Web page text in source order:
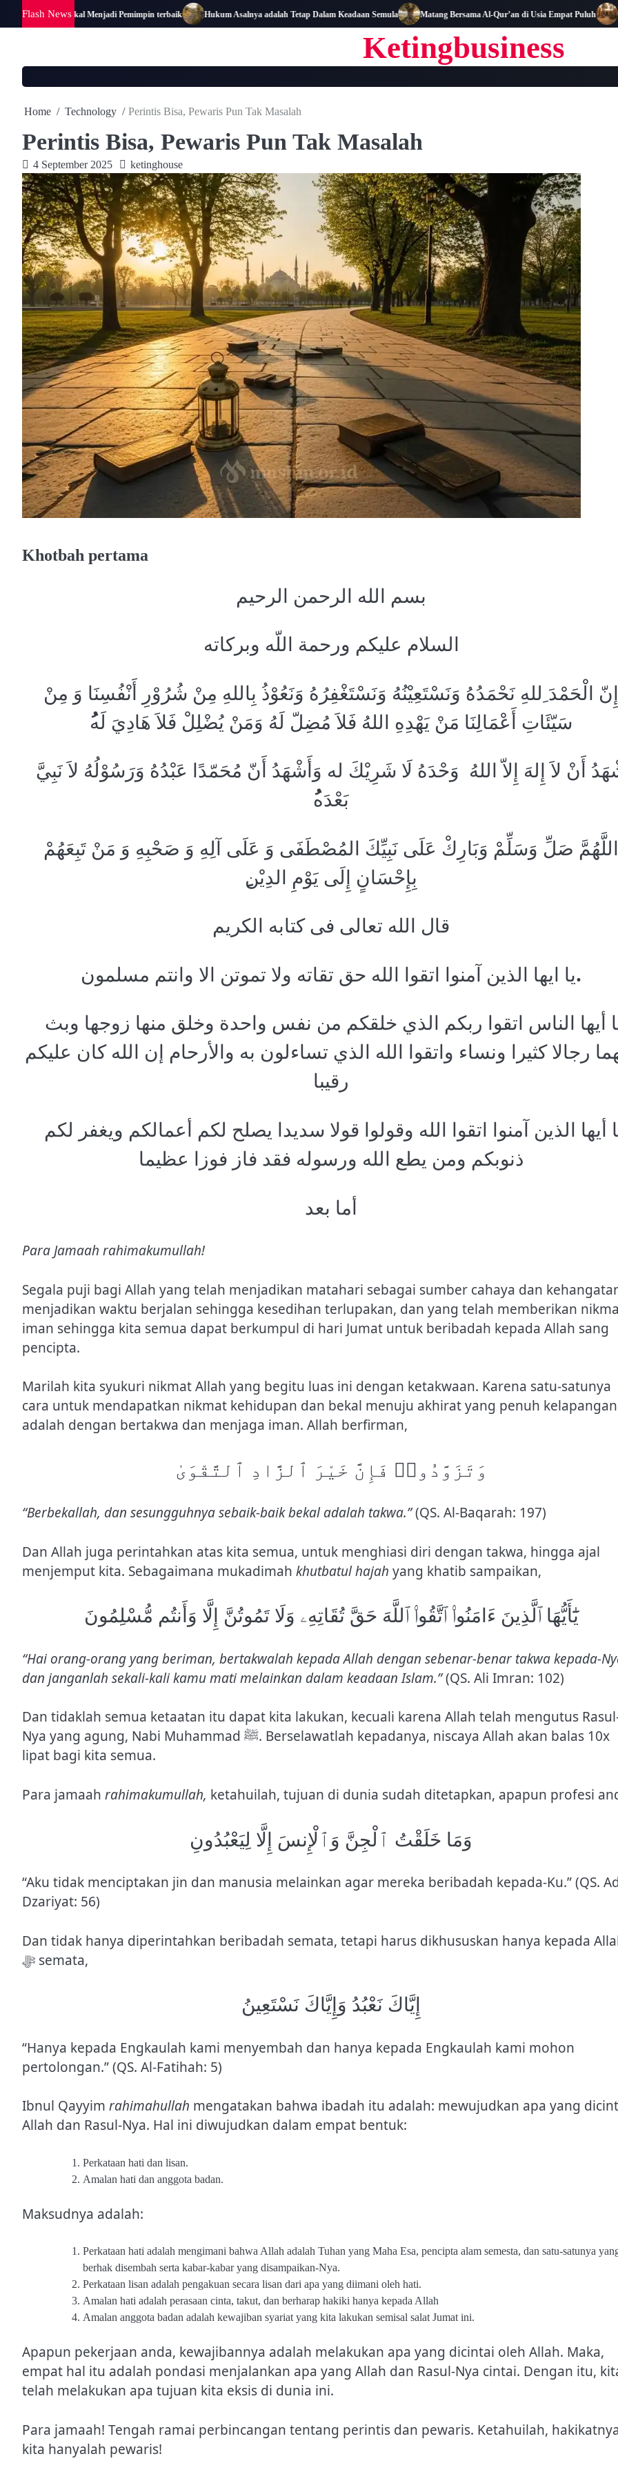
Flash News
Husain: Bekal Menjadi Pemimpin terbaik Hukum Asalnya adalah Tetap Dalam Keadaan Semula Matang Bersama Al-Qur’an di Usia Empat Puluh
Ketingbusiness
Home Technology Perintis Bisa, Pewaris Pun Tak Masalah
Perintis Bisa, Pewaris Pun Tak Masalah
4 September 2025 ketinghouse
Khotbah pertama
بسم الله الرحمن الرحيم
السلام عليكم ورحمة اللّه وبركاته
إِنّ الْحَمْدَ ِللهِ نَحْمَدُهُ وَنَسْتَعِيْنُهُ وَنَسْتَغْفِرُهُ وَنَعُوْذُ بِاللهِ مِنْ شُرُوْرِ أَنْفُسِنَا وَ مِنْ
سَيّئَاتِ أَعْمَالِنَا مَنْ يَهْدِهِ اللهُ فَلاَ مُضِلّ لَهُ وَمَنْ يُضْلِلْ فَلاَ هَادِيَ لَه
أَنْ لاَ إِلهَ إِلاّ اللهُ وَحْدَهُ لَا شَرِيْكَ له وَأَشْهَدُ أَنّ مُحَمّدًا عَبْدُهُ وَرَسُوْلُهُ لاَ نَبِيَّ
بَعْدَه
اللَّهُمَّ صَلِّ وَسَلِّمْ وَبَارِكْ عَلَى نَبِيِّكَ المُصْطَفَى وَ عَلَى آلِهِ وَ صَحْبِهِ وَ مَنْ تَبِعَهُمْ
بِإِحْسَانٍ إِلَى يَوْمِ الدِيْن
قال الله تعالى فى كتابه الكريم
يا ايها الذين آمنوا اتقوا الله حق تقاته ولا تموتن الا وانتم مسلمون.
أيها الناس اتقوا ربكم الذي خلقكم من نفس واحدة وخلق منها زوجها وبث
رجالا كثيرا ونساء واتقوا الله الذي تساءلون به والأرحام إن الله كان عليكم
رقيبا
أيها الذين آمنوا اتقوا الله وقولوا قولا سديدا يصلح لكم أعمالكم ويغفر لكم
ذنوبكم ومن يطع الله ورسوله فقد فاز فوزا عظيما
أما بعد
Para Jamaah rahimakumullah!
Segala puji bagi Allah yang telah menjadikan matahari sebagai sumber cahaya dan
menjadikan waktu berjalan sehingga kesedihan terlupakan, dan yang telah memberikan
iman sehingga kita semua dapat berkumpul di hari Jumat untuk beribadah kepada Allah sang
pencipta.
Marilah kita syukuri nikmat Allah yang begitu luas ini dengan ketakwaan. Karena satu-satunya
cara untuk mendapatkan nikmat kehidupan dan bekal menuju akhirat yang penuh kelapangan
adalah dengan bertakwa dan menjaga iman. Allah berfirman,
وَتَزَوَّدُوا۟ فَإِنَّ خَيْرَ ٱلزَّادِ ٱلتَّقْوَىٰ
“Berbekallah, dan sesungguhnya sebaik-baik bekal adalah takwa.”(QS. Al-Baqarah: 197)
Dan Allah juga perintahkan atas kita semua, untuk menghiasi diri dengan takwa, hingga ajal
menjemput kita. Sebagaimana mukadimah khutbatul hajah yang khatib sampaikan,
يَٰٓأَيُّهَا ٱلَّذِينَ ءَامَنُوا۟ ٱتَّقُوا۟ ٱللَّهَ حَقَّ تُقَاتِهِۦ وَلَا تَمُوتُنَّ إِلَّا وَأَنتُم مُّسْلِمُونَ
“Hai orang-orang yang beriman, bertakwalah kepada Allah dengan sebenar-benar takwa kepada-
dan janganlah sekali-kali kamu mati melainkan dalam keadaan Islam.”(QS. Ali Imran: 102)
Dan tidaklah semua ketaatan itu dapat kita lakukan, kecuali karena Allah telah mengutus
Nya yang agung, Nabi Muhammad ﷺ. Berselawatlah kepadanya, niscaya Allah akan balas 10x
lipat bagi kita semua.
Para jamaah rahimakumullah, ketahuilah, tujuan di dunia sudah ditetapkan, apapun profesi
وَمَا خَلَقْتُ ٱلْجِنَّ وَٱلْإِنسَ إِلَّا لِيَعْبُدُونِ
“Aku tidak menciptakan jin dan manusia melainkan agar mereka beribadah kepada-Ku.” (QS.
Dzariyat: 56)
Dan tidak hanya diperintahkan beribadah semata, tetapi harus dikhususkan hanya kepada
ﷻ semata,
إِيَّاكَ نَعْبُدُ وَإِيَّاكَ نَسْتَعِينُ
“Hanya kepada Engkaulah kami menyembah dan hanya kepada Engkaulah kami mohon
pertolongan.” (QS. Al-Fatihah: 5)
Ibnul Qayyim rahimahullah mengatakan bahwa ibadah itu adalah: mewujudkan apa yang
Allah dan Rasul-Nya. Hal ini diwujudkan dalam empat bentuk:
Perkataan hati dan lisan.
Amalan hati dan anggota badan.
Maksudnya adalah:
Perkataan hati adalah mengimani bahwa Allah adalah Tuhan yang Maha Esa, pencipta alam semesta, dan satu-satunya
berhak disembah serta kabar-kabar yang disampaikan-Nya.
Perkataan lisan adalah pengakuan secara lisan dari apa yang diimani oleh hati.
Amalan hati adalah perasaan cinta, takut, dan berharap hakiki hanya kepada Allah
Amalan anggota badan adalah kewajiban syariat yang kita lakukan semisal salat Jumat ini.
Apapun pekerjaan anda, kewajibannya adalah melakukan apa yang dicintai oleh Allah. Maka,
empat hal itu adalah pondasi menjalankan apa yang Allah dan Rasul-Nya cintai. Dengan itu,
telah melakukan apa tujuan kita eksis di dunia ini.
Para jamaah! Tengah ramai perbincangan tentang perintis dan pewaris. Ketahuilah,
kita hanyalah pewaris!